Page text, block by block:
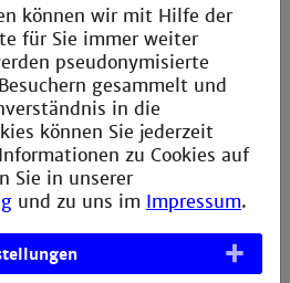
noch promovieren möchte,
will, kann das auch
tun, den er oder sie an
Mannheim erworben hat.
und Ingenieure in
können wir mit Hilfe der
für Sie immer weiter
pseudonymisierte
gesammelt und
in die
können Sie jederzeit
zu Cookies auf
Sie in unserer
und zu uns im Impressum.